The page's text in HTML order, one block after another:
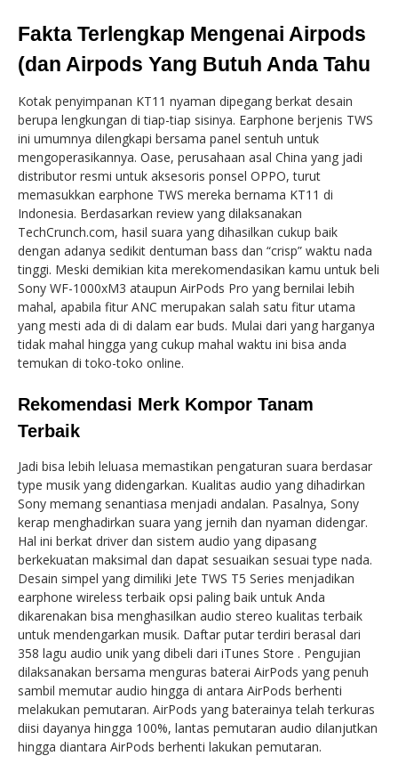
Fakta Terlengkap Mengenai Airpods
(dan Airpods Yang Butuh Anda Tahu
Kotak penyimpanan KT11 nyaman dipegang berkat desain
berupa lengkungan di tiap-tiap sisinya. Earphone berjenis TWS
ini umumnya dilengkapi bersama panel sentuh untuk
mengoperasikannya. Oase, perusahaan asal China yang jadi
distributor resmi untuk aksesoris ponsel OPPO, turut
memasukkan earphone TWS mereka bernama KT11 di
Indonesia. Berdasarkan review yang dilaksanakan
TechCrunch.com, hasil suara yang dihasilkan cukup baik
dengan adanya sedikit dentuman bass dan “crisp” waktu nada
tinggi. Meski demikian kita merekomendasikan kamu untuk beli
Sony WF-1000xM3 ataupun AirPods Pro yang bernilai lebih
mahal, apabila fitur ANC merupakan salah satu fitur utama
yang mesti ada di di dalam ear buds. Mulai dari yang harganya
tidak mahal hingga yang cukup mahal waktu ini bisa anda
temukan di toko-toko online.
Rekomendasi Merk Kompor Tanam
Terbaik
Jadi bisa lebih leluasa memastikan pengaturan suara berdasar
type musik yang didengarkan. Kualitas audio yang dihadirkan
Sony memang senantiasa menjadi andalan. Pasalnya, Sony
kerap menghadirkan suara yang jernih dan nyaman didengar.
Hal ini berkat driver dan sistem audio yang dipasang
berkekuatan maksimal dan dapat sesuaikan sesuai type nada.
Desain simpel yang dimiliki Jete TWS T5 Series menjadikan
earphone wireless terbaik opsi paling baik untuk Anda
dikarenakan bisa menghasilkan audio stereo kualitas terbaik
untuk mendengarkan musik. Daftar putar terdiri berasal dari
358 lagu audio unik yang dibeli dari iTunes Store . Pengujian
dilaksanakan bersama menguras baterai AirPods yang penuh
sambil memutar audio hingga di antara AirPods berhenti
melakukan pemutaran. AirPods yang baterainya telah terkuras
diisi dayanya hingga 100%, lantas pemutaran audio dilanjutkan
hingga diantara AirPods berhenti lakukan pemutaran.